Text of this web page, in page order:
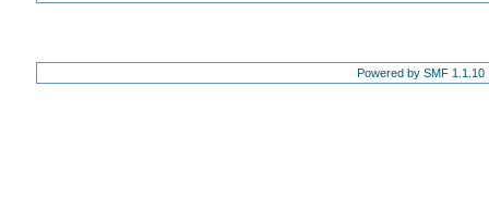
Powered by SMF 1.1.10